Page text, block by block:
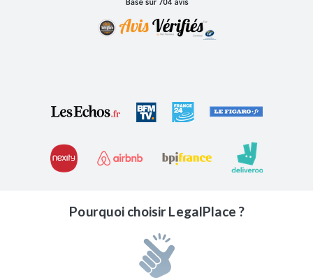
Pourquoi choisir LegalPlace ?